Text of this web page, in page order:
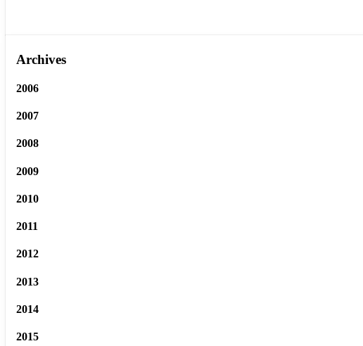
Archives
2006
2007
2008
2009
2010
2011
2012
2013
2014
2015